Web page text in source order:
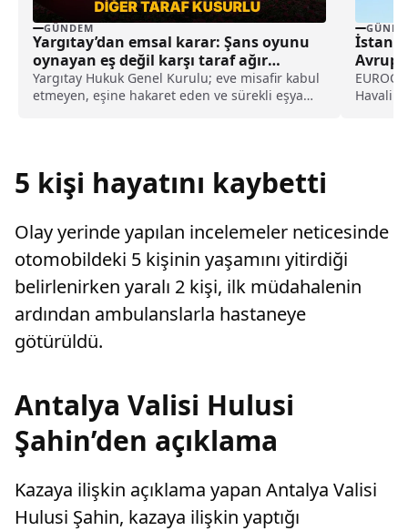
GÜNDEM
Yargıtay’dan emsal karar: Şans oyunu
oynayan eş değil karşı taraf ağır
kusurlu sayıldı
Yargıtay Hukuk Genel Kurulu; eve misafir kabul
etmeyen, eşine hakaret eden ve sürekli eşya
5 kişi hayatını kaybetti
Olay yerinde yapılan incelemeler neticesinde
otomobildeki 5 kişinin yaşamını yitirdiği
belirlenirken yaralı 2 kişi, ilk müdahalenin
ardından ambulanslarla hastaneye
götürüldü.
Antalya Valisi Hulusi
Şahin’den açıklama
Kazaya ilişkin açıklama yapan Antalya Valisi
Hulusi Şahin, kazaya ilişkin yaptığı